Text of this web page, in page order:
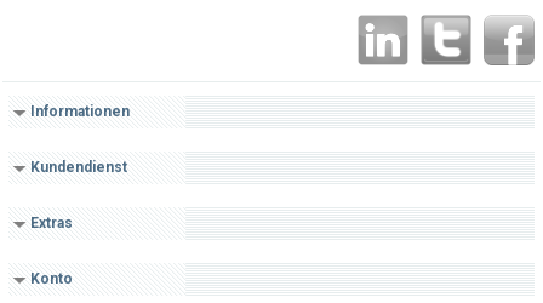
Informationen
Kundendienst
Extras
Konto